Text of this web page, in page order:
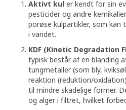
Aktivt kul er kendt for sin
pesticider og andre
porøse kulpartikler, som
i vandet.
KDF (Kinetic Degradation
typisk består af en blanding
tungmetaller (som bly,
reaktion (reduktion/
til mindre skadelige former.
og alger i filtret, hvilket